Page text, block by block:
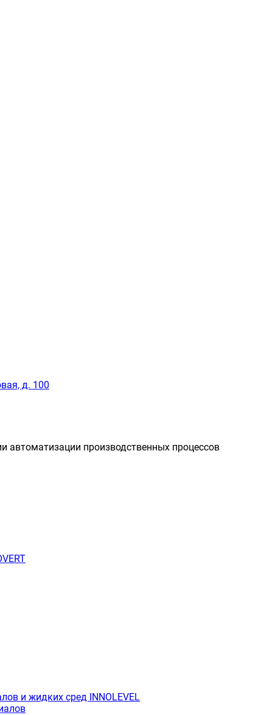
д. 100
автоматизации производственных процессов
и жидких сред INNOLEVEL